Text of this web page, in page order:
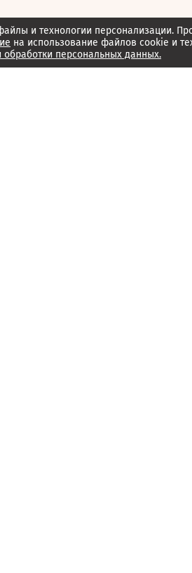
и технологии персонализации.
на использование файлов cookie и
персональных данных.